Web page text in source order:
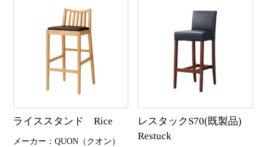
ライススタンド Rice
メーカー：QUON（クオン）
レスタックS70(既製品)
Restuck